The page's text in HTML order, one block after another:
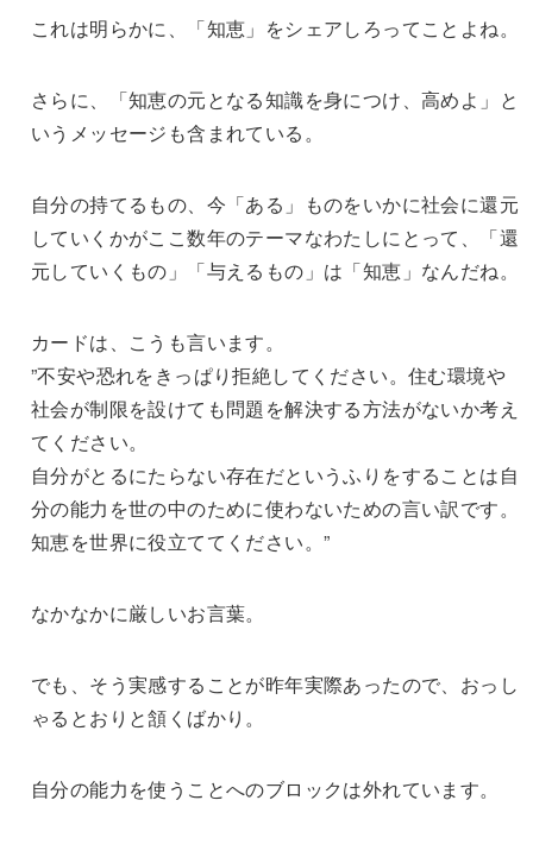
これは明らかに、「知恵」をシェアしろってことよね。
さらに、「知恵の元となる知識を身につけ、高めよ」と
いうメッセージも含まれている。
自分の持てるもの、今「ある」ものをいかに社会に還元
していくかがここ数年のテーマなわたしにとって、「還
元していくもの」「与えるもの」は「知恵」なんだね。
カードは、こうも言います。
”不安や恐れをきっぱり拒絶してください。住む環境や
社会が制限を設けても問題を解決する方法がないか考え
てください。
自分がとるにたらない存在だというふりをすることは自
分の能力を世の中のために使わないための言い訳です。
知恵を世界に役立ててください。”
なかなかに厳しいお言葉。
でも、そう実感することが昨年実際あったので、おっし
ゃるとおりと頷くばかり。
自分の能力を使うことへのブロックは外れています。